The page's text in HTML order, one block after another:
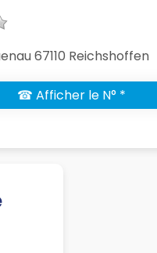
67110 Reichshoffen
☎ Afficher le N° *